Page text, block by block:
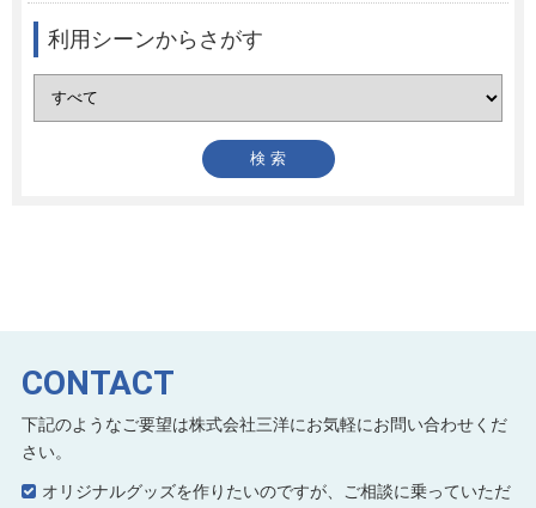
利用シーンからさがす
CONTACT
下記のようなご要望は株式会社三洋にお気軽にお問い合わせくだ
さい。
オリジナルグッズを作りたいのですが、ご相談に乗っていただ